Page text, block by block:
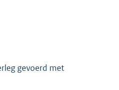
gevoerd met